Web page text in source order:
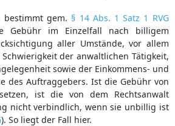
bestimmt gem. § 14 Abs. 1 Satz 1 RVG
Gebühr im Einzelfall nach billigem
aller Umstände, vor allem
der anwaltlichen Tätigkeit,
sowie der Einkommens- und
des Auftraggebers. Ist die Gebühr von
ist die von dem Rechtsanwalt
nicht verbindlich, wenn sie unbillig ist
). So liegt der Fall hier.